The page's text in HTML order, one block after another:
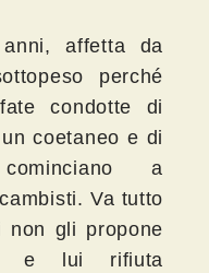
affetta da
perché
condotte di
coetaneo e di
a
Va tutto
non gli propone
e lui rifiuta